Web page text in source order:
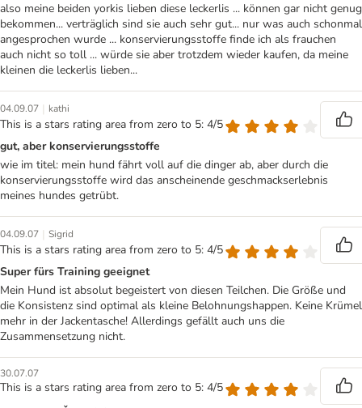
also meine beiden yorkis lieben diese leckerlis ... können gar nicht genug
bekommen... verträglich sind sie auch sehr gut... nur was auch schonmal
angesprochen wurde ... konservierungsstoffe finde ich als frauchen
auch nicht so toll ... würde sie aber trotzdem wieder kaufen, da meine
kleinen die leckerlis lieben...
04.09.07 | kathi
This is a stars rating area from zero to 5: 4/5
gut, aber konservierungsstoffe
wie im titel: mein hund fährt voll auf die dinger ab, aber durch die
konservierungsstoffe wird das anscheinende geschmackserlebnis
meines hundes getrübt.
04.09.07 | Sigrid
This is a stars rating area from zero to 5: 4/5
Super fürs Training geeignet
Mein Hund ist absolut begeistert von diesen Teilchen. Die Größe und
die Konsistenz sind optimal als kleine Belohnungshappen. Keine Krümel
mehr in der Jackentasche! Allerdings gefällt auch uns die
Zusammensetzung nicht.
30.07.07
This is a stars rating area from zero to 5: 4/5